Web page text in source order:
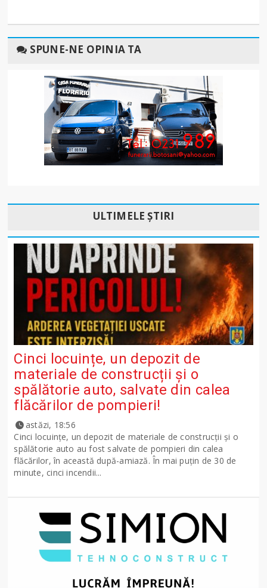
SPUNE-NE OPINIA TA
ULTIMELE ȘTIRI
Cinci locuințe, un depozit de
materiale de construcții și o
spălătorie auto, salvate din calea
flăcărilor de pompieri!
astăzi, 18:56
Cinci locuințe, un depozit de materiale de construcții și o
spălătorie auto au fost salvate de pompieri din calea
flăcărilor, în această după-amiază. În mai puțin de 30 de
minute, cinci incendii...